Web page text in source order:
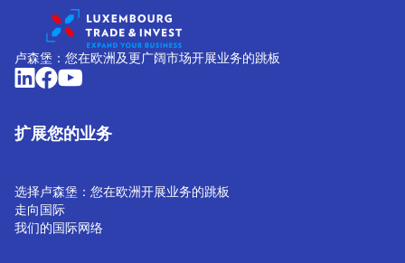
卢森堡：您在欧洲及更广阔市场开展业务的跳板
扩展您的业务
选择卢森堡：您在欧洲开展业务的跳板
走向国际
我们的国际网络